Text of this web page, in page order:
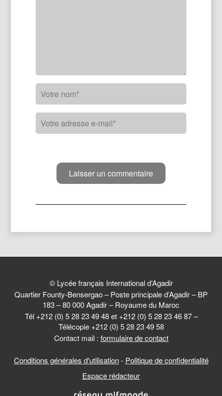
© Lycée français International d’Agadir
Quartier Founty-Bensergao – Poste principale d’Agadir – BP
183 – 80 000 Agadir – Royaume du Maroc
Tél +212 (0) 5 28 23 49 48 et +212 (0) 5 28 23 46 87 –
Télécopie +212 (0) 5 28 23 49 58
Contact mail : formulaire de contact
Conditions générales d'utilisation- Politique de confidentialité
Espace rédacteur